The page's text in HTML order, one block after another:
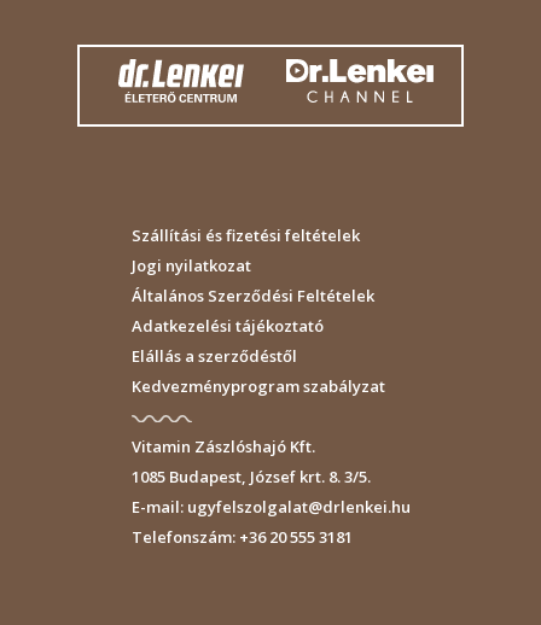
Szállítási és fizetési feltételek
Jogi nyilatkozat
Általános Szerződési Feltételek
Adatkezelési tájékoztató
Elállás a szerződéstől
Kedvezményprogram szabályzat
Vitamin Zászlóshajó Kft.
1085Budapest, József krt. 8. 3/5.
E-mail:ugyfelszolgalat@drlenkei.hu
Telefonszám:+36 20 555 3181